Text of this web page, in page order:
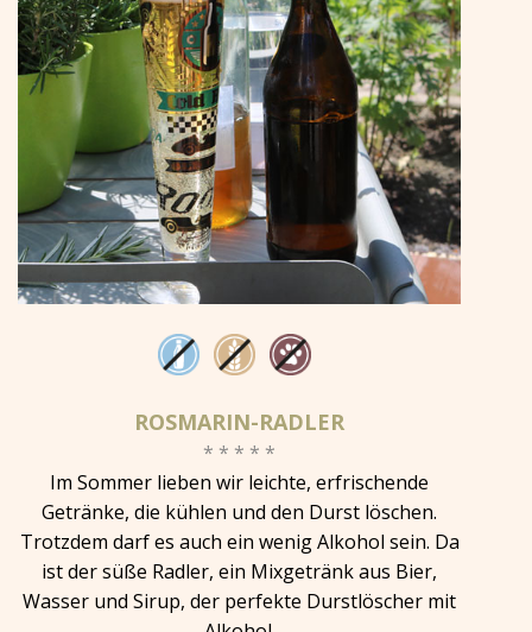
ROSMARIN-RADLER
* * * * *
Im Sommer lieben wir leichte, erfrischende
Getränke, die kühlen und den Durst löschen.
Trotzdem darf es auch ein wenig Alkohol sein. Da
ist der süße Radler, ein Mixgetränk aus Bier,
Wasser und Sirup, der perfekte Durstlöscher mit